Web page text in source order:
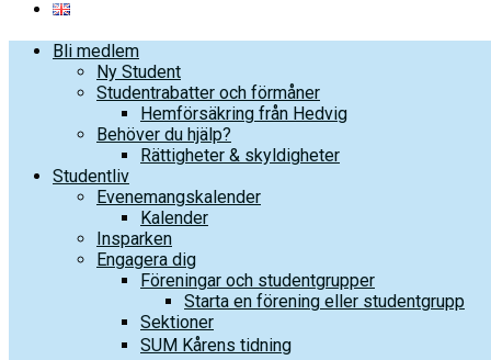
Bli medlem
Ny Student
Studentrabatter och förmåner
Hemförsäkring från Hedvig
Behöver du hjälp?
Rättigheter & skyldigheter
Studentliv
Evenemangskalender
Kalender
Insparken
Engagera dig
Föreningar och studentgrupper
Starta en förening eller studentgrupp
Sektioner
SUM Kårens tidning